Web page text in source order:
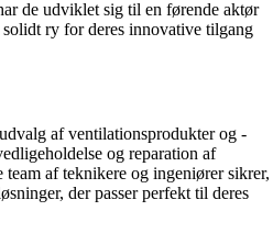
de udviklet sig til en førende aktør
ry for deres innovative tilgang
af ventilationsprodukter og -
og reparation af
af teknikere og ingeniører sikrer,
der passer perfekt til deres